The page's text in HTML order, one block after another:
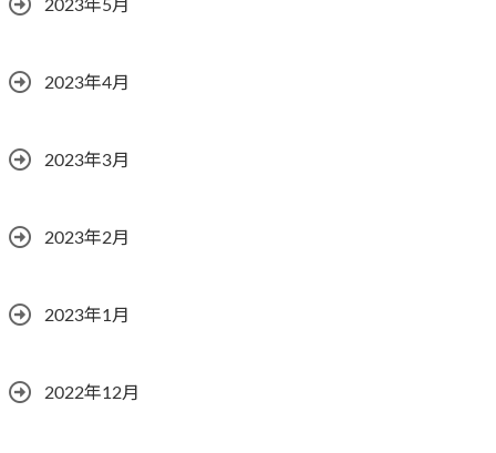
2023年5月
2023年4月
2023年3月
2023年2月
2023年1月
2022年12月